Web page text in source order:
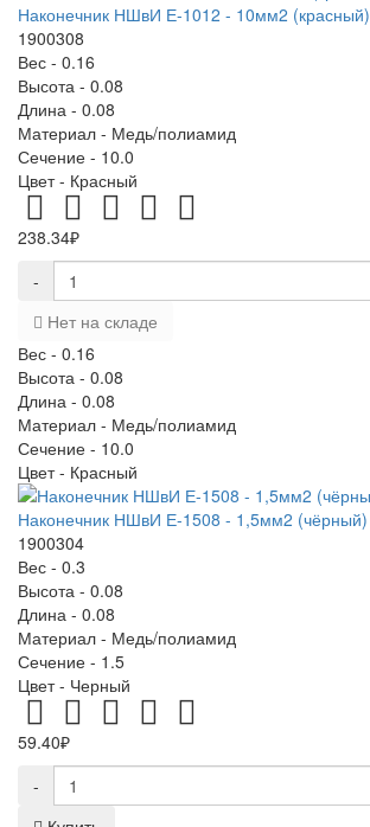
Наконечник НШвИ Е-1012 - 10мм2 (красный)
1900308
Вес - 0.16
Высота - 0.08
Длина - 0.08
Материал - Медь/полиамид
Сечение - 10.0
Цвет - Красный
238.34₽
-
Нет на складе
Вес - 0.16
Высота - 0.08
Длина - 0.08
Материал - Медь/полиамид
Сечение - 10.0
Цвет - Красный
Наконечник НШвИ Е-1508 - 1,5мм2 (чёрный)
1900304
Вес - 0.3
Высота - 0.08
Длина - 0.08
Материал - Медь/полиамид
Сечение - 1.5
Цвет - Черный
59.40₽
-